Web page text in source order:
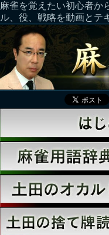
麻雀を覚えたい初心者か
ル、役、戦略を動画とテ